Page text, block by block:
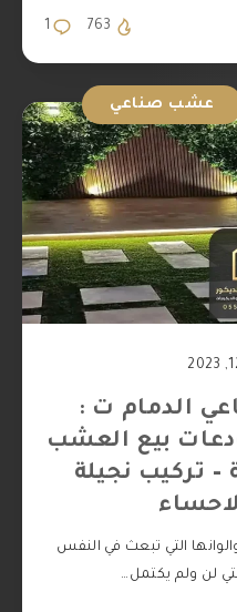
1 763
عشب صناعي
الدمام ت :
مستودعات بيع العشب
– تركيب نجيلة
التي تبعث في النفس
لن ولم يكتمل…